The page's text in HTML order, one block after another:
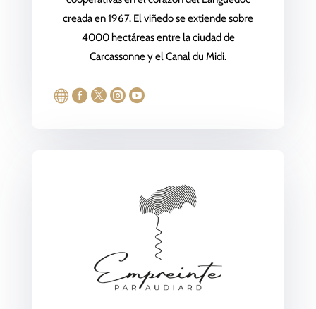
creada en 1967. El viñedo se extiende sobre
4000 hectáreas entre la ciudad de
Carcassonne y el Canal du Midi.
    